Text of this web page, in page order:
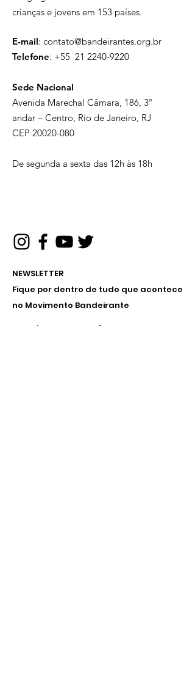
crianças e jovens em 153 países.
E-mail: contato@bandeirantes.org.br
Telefone: +55 21 2240-9220
Sede Nacional
Avenida Marechal Câmara, 186, 3º
andar – Centro, Rio de Janeiro, RJ
CEP 20020-080
De segunda a sexta das 12h às 18h
NEWSLETTER
Fique por dentro de tudo que acontece
no Movimento Bandeirante
Receba nossos informativos no